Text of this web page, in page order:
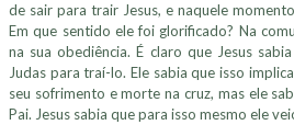
de sair para trair Jesus, e naquele
Em que sentido ele foi glorificado? Na
na sua obediência. É claro que Jesus
Judas para traí-lo. Ele sabia que isso
seu sofrimento e morte na cruz, mas ele
Pai. Jesus sabia que para isso mesmo ele